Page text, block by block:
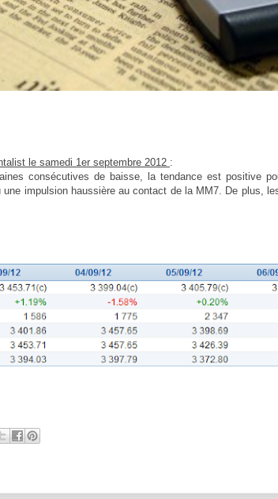
le samedi 1er septembre 2012 :
consécutives de baisse, la tendance est positive
impulsion haussière au contact de la MM7. De plus,